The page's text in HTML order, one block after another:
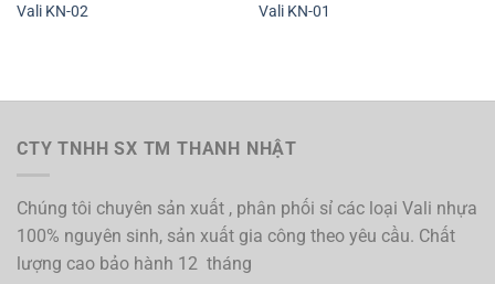
Vali KN-02 Vali KN-01
CTY TNHH SX TM THANH NHẬT
Chúng tôi chuyên sản xuất , phân phối sỉ các loại Vali nhựa
100% nguyên sinh, sản xuất gia công theo yêu cầu. Chất
lượng cao bảo hành 12 tháng